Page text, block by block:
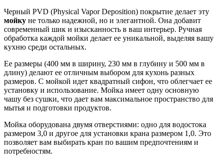
Черный PVD (Physical Vapor Deposition) покрытие делает эту
мойку не только надежной, но и элегантной. Она добавит
современный шик и изысканность в ваш интерьер. Ручная
обработка каждой мойки делает ее уникальной, выделяя вашу
кухню среди остальных.
Ее размеры (400 мм в ширину, 230 мм в глубину и 500 мм в
длину) делают ее отличным выбором для кухонь разных
размеров. С мойкой идет квадратный сифон, что облегчает ее
установку и использование. Мойка имеет одну основную
чашу без сушки, что дает вам максимальное пространство для
мытья и подготовки продуктов.
Мойка оборудована двумя отверстиями: одно для водостока
размером 3,0 и другое для установки крана размером 1,0. Это
позволяет вам выбирать кран по вашим предпочтениям и
потребностям.